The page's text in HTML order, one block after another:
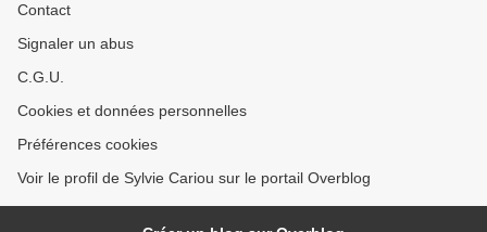
Contact
Signaler un abus
C.G.U.
Cookies et données personnelles
Préférences cookies
Voir le profil de Sylvie Cariou sur le portail Overblog